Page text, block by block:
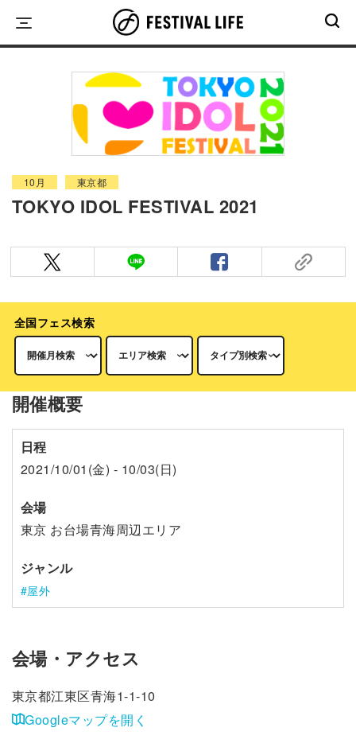
content
10月 東京都
TOKYO IDOL FESTIVAL 2021
全国フェス検索
開催概要
日程
2021/10/01(金) - 10/03(日)
会場
東京 お台場青海周辺エリア
ジャンル
屋外
会場・アクセス
東京都江東区青海1-1-10
Googleマップを開く